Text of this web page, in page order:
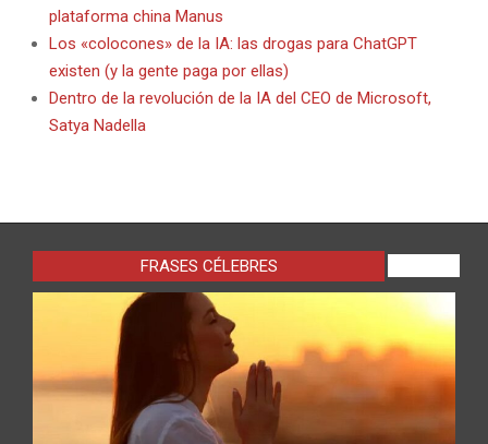
plataforma china Manus
Los «colocones» de la IA: las drogas para ChatGPT
existen (y la gente paga por ellas)
Dentro de la revolución de la IA del CEO de Microsoft,
Satya Nadella
FRASES CÉLEBRES